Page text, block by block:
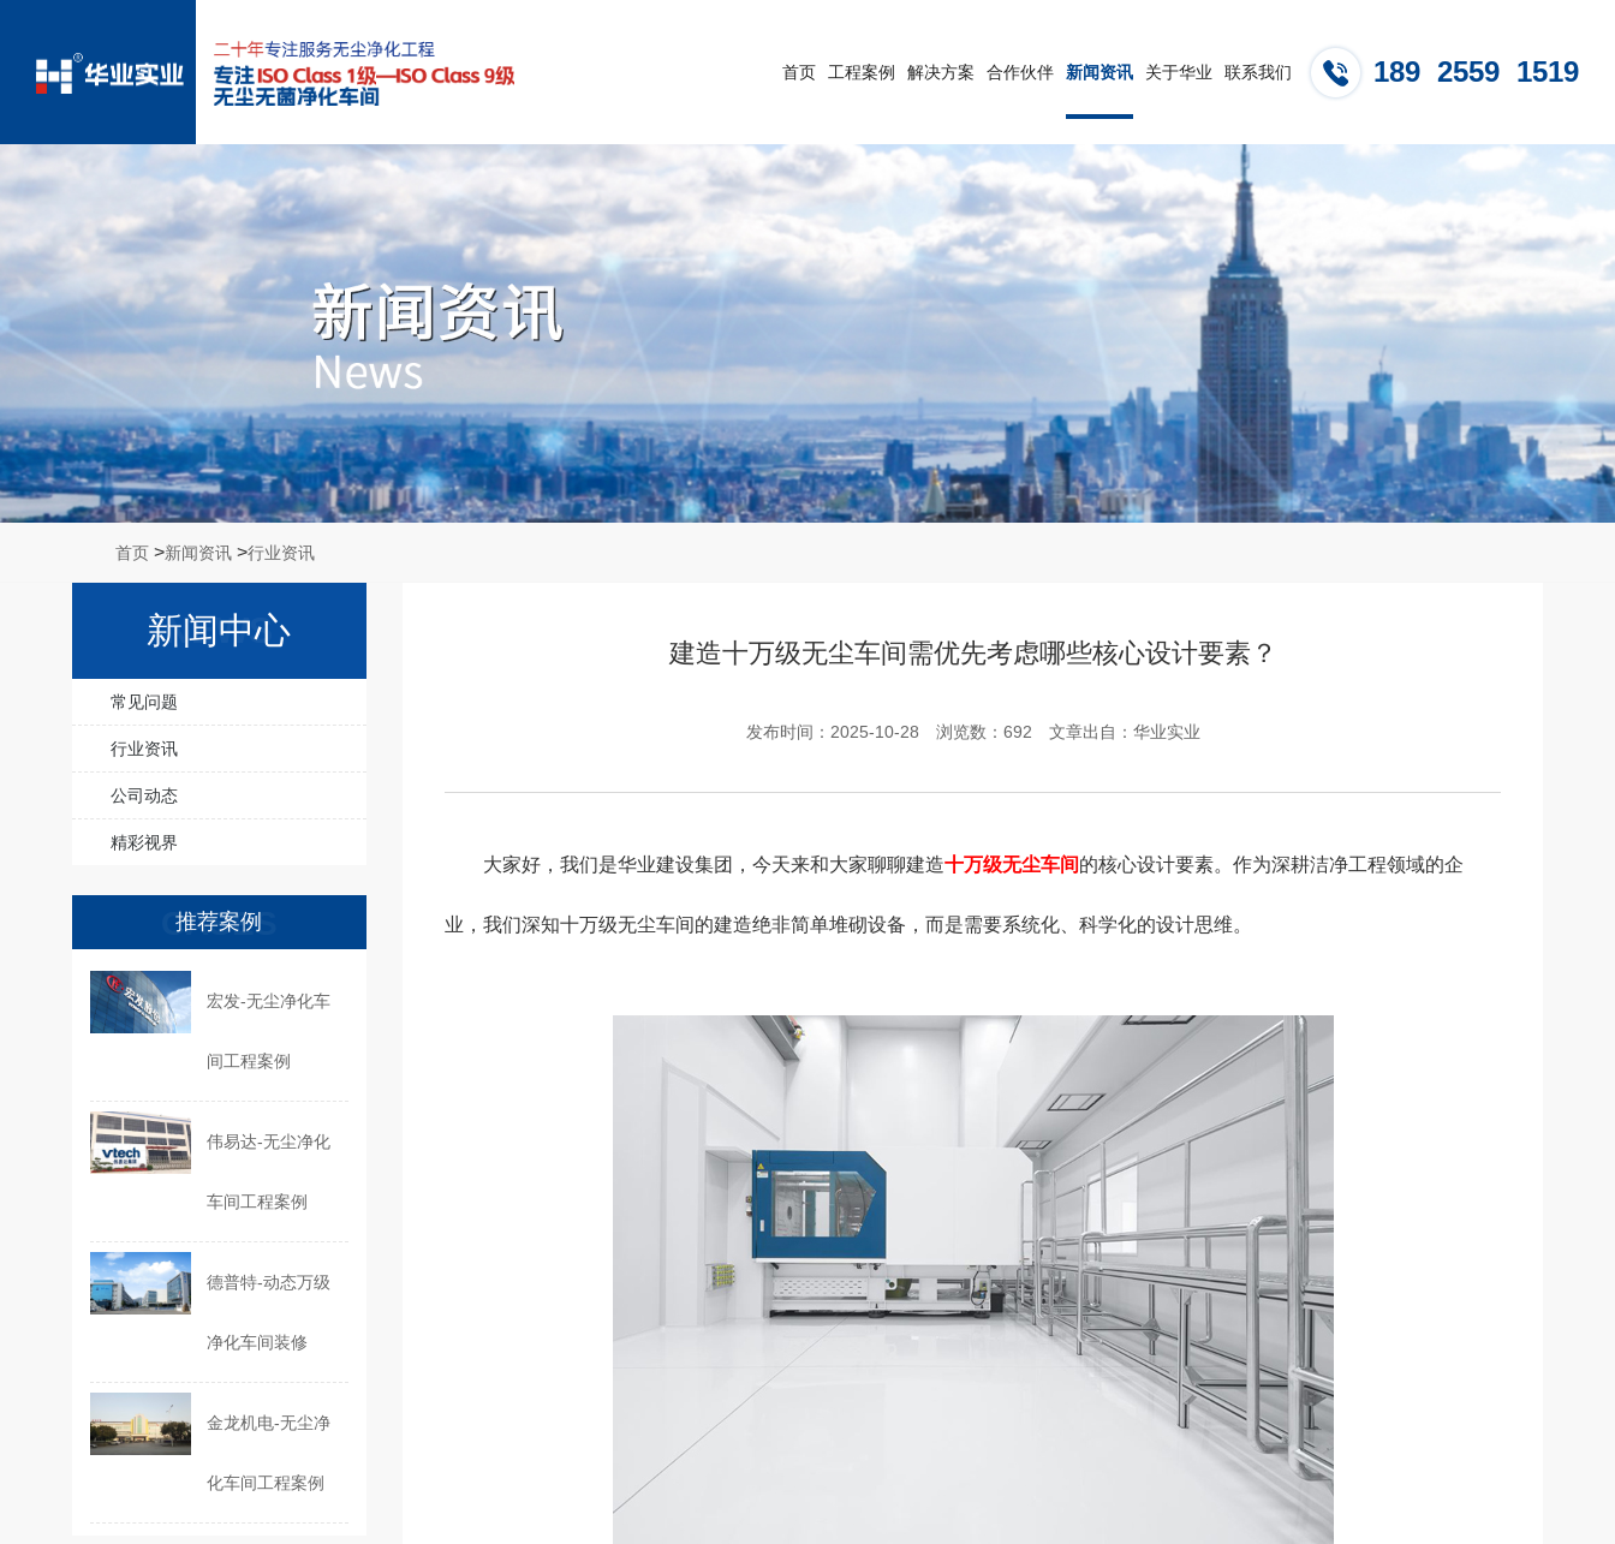
首页 工程案例 解决方案 合作伙伴 新闻资讯 关于华业 联系我们 189 2559 1519
首页 >新闻资讯 >行业资讯
新闻中心
NEWS
常见问题
行业资讯
公司动态
精彩视界
推荐案例
CASES
宏发-无尘净化车
间工程案例
伟易达-无尘净化
车间工程案例
德普特-动态万级
净化车间装修
金龙机电-无尘净
化车间工程案例
建造十万级无尘车间需优先考虑哪些核心设计要素？
发布时间：2025-10-28 浏览数：692 文章出自：华业实业
大家好，我们是华业建设集团，今天来和大家聊聊建造十万级无尘车间的核心设计要素。作为深耕洁净工程领域的企
业，我们深知十万级无尘车间的建造绝非简单堆砌设备，而是需要系统化、科学化的设计思维。